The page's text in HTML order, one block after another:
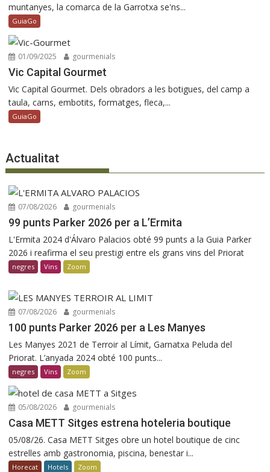
muntanyes, la comarca de la Garrotxa se'ns...
GuiaGo
01/09/2025 gourmenials
Vic Capital Gourmet
Vic Capital Gourmet. Dels obradors a les botigues, del camp a
taula, carns, embotits, formatges, fleca,...
GuiaGo
Actualitat
07/08/2026 gourmenials
99 punts Parker 2026 per a L’Ermita
L'Ermita 2024 d'Álvaro Palacios obté 99 punts a la Guia Parker
2026 i reafirma el seu prestigi entre els grans vins del Priorat
negres Vins Zoom
07/08/2026 gourmenials
100 punts Parker 2026 per a Les Manyes
Les Manyes 2021 de Terroir al Límit, Garnatxa Peluda del
Priorat. L’anyada 2024 obté 100 punts...
negres Vins Zoom
05/08/2026 gourmenials
Casa METT Sitges estrena hoteleria boutique
05/08/26. Casa METT Sitges obre un hotel boutique de cinc
estrelles amb gastronomia, piscina, benestar i...
Horecat Hotels Zoom